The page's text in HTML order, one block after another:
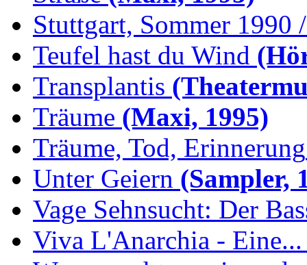
Stuttgart, Sommer 1990
Teufel hast du Wind
Transplantis
Träume (Maxi, 1995)
Träume, Tod, Erinnerung
Unter Geiern (Sampler,
Vage Sehnsucht: Der
Viva L'Anarchia - Eine...